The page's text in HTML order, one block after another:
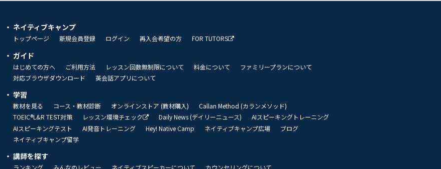
ネイティブキャンプ
トップページ 新規会員登録 ログイン 再入会希望の方 FOR TUTORS
ガイド
はじめての方へ ご利用方法 レッスン回数無制限について 料金について
ファミリープランについて
対応ブラウザダウンロード
英会話アプリについて
学習
教材を見る コース・教材診断 オンラインストア (教材購入)
Callan Method (カランメソッド)
TOEIC®L&R TEST対策
レッスン環境チェック Daily News (デイリーニュース)
AIスピーキングトレーニング
AIスピーキングテスト
AI発音トレーニング Hey! Native Camp ネイティブキャンプ広場
ブログ
ネイティブキャンプ留学
講師を探す